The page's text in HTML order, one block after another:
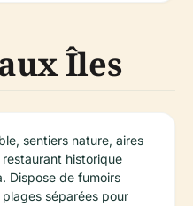
Îles
sentiers nature, aires
historique
Dispose de fumoirs
séparées pour